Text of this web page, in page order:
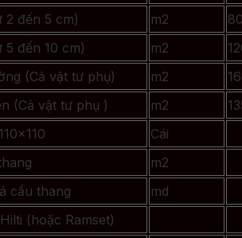
2 đến 5 cm) m2
5 đến 10 cm) m2
(Cả vật tư phụ) m2
(Cả vật tư phụ ) m2
Cái
m2
cầu thang
md
(hoặc Ramset)